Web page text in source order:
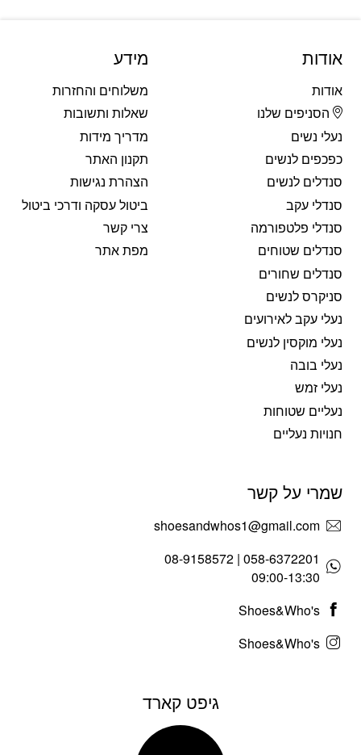
אודות
אודות
הסניפים שלנו
נעלי נשים
כפכפים לנשים
סנדלים לנשים
סנדלי עקב
סנדלי פלטפורמה
סנדלים שטוחים
סנדלים שחורים
סניקרס לנשים
נעלי עקב לאירועים
נעלי מוקסין לנשים
נעלי בובה
נעלי זמש
נעליים שטוחות
חנויות נעליים
מידע
משלוחים והחזרות
שאלות ותשובות
מדריך מידות
תקנון האתר
הצהרת נגישות
ביטול עסקה ודרכי ביטול
צרי קשר
מפת אתר
שמרי על קשר
shoesandwhos1@gmail.com
058-6372201 | 08-9158572
09:00-13:30
Shoes&Who's
Shoes&Who's
גיפט קארד